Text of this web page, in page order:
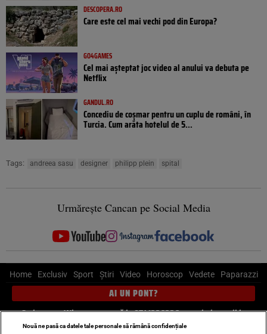
DESCOPERA.RO
Care este cel mai vechi pod din Europa?
GO4GAMES
Cel mai așteptat joc video al anului va debuta pe
Netflix
GANDUL.RO
Concediu de coșmar pentru un cuplu de români, în
Turcia. Cum arăta hotelul de 5...
Tags: andreea sasu designer philipp plein spital
Urmărește Cancan pe Social Media
Home Exclusiv Sport Știri Video Horoscop Vedete Paparazzi
AI UN PONT?
Scrie-ne pe Whatsapp, sună la 0741226226 sau trimite mail la
pont@cancan.ro
Nouă ne pasă ca datele tale personale să rămână confidențiale